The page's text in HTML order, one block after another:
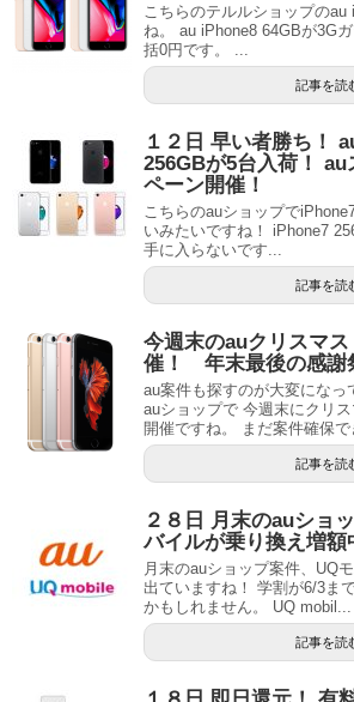
こちらのテルルショップのau
ね。 au iPhone8 64GBが3G
括0円です。 ...
記事を読
１２日 早い者勝ち！
256GBが5台入荷！
ペーン開催！
こちらのauショップで
いみたいですね！ iPhone7
手に入らないです...
記事を読
今週末のauクリスマ
催！ 年末最後の感謝
au案件も探すのが大変になっ
auショップで 今週末にクリ
開催ですね。 まだ案件確保
記事を読
２８日 月末のauショ
バイルが乗り換え増額
月末のauショップ案件、UQ
出ていますね！ 学割が6/3ま
かもしれません。 UQ mobil...
記事を読